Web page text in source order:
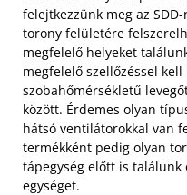
felejtkezzünk meg az
torony felületére
megfelelő helyeket
megfelelő szellőzéssel
szobahőmérsékletű
között. Érdemes olyan
hátsó ventilátorokkal van
termékként pedig olyan
tápegység előtt is
egységet.